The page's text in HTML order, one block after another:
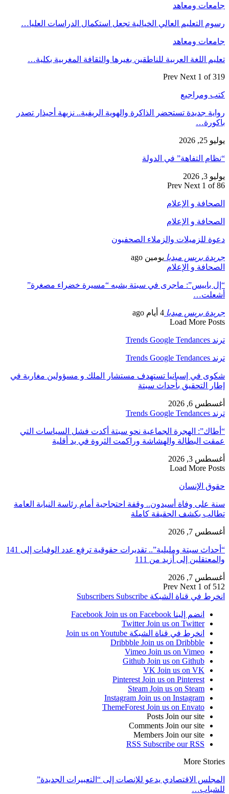
جامعات ومعاهد
رسوم التعليم العالي الخيالية تجعل استكمال الدراسات العليا…
جامعات ومعاهد
تعليم اللغة العربية للناطقين بغيرها والثقافة المغربية بكلية…
Prev Next 1 of 319
كتب ومراجيع
رواية جديدة تستحضر الذاكرة والهوية الريفية.. نزيهة أحيذار تصدر
باكورة…
يوليو 25, 2026
“نظام التفاهة” في الدولة
يوليو 3, 2026
Prev Next 1 of 86
الصحافة و الإعلام
الصحافة و الإعلام
دعوة للزميلات والزملاء الصحفيون
جريدة بريس ميديا يومين ago
الصحافة و الإعلام
“إل باييس”: ماجرى في سبتة يشبه “مسيرة خضراء مصغرة”
أشعلت…
جريدة بريس ميديا 4 أيام ago
Load More Posts
ترند Trends Google Tendances
ترند Trends Google Tendances
شكوى في إسبانيا تستهدف مستشار الملك و مسؤولين مغاربة في
إطار التحقيق بأحداث سبتة
أغسطس 6, 2026
ترند Trends Google Tendances
“أطاك”: الهجرة الجماعية نحو سبتة أكدت فشل السياسات التي
عمقت البطالة والهشاشة وراكمت الثروة في يد أقلية
أغسطس 3, 2026
Load More Posts
حقوق الإنسان
سنة على وفاة أسيدون.. وقفة احتجاجية أمام رئاسة النيابة العامة
تطالب بكشف الحقيقة كاملة
أغسطس 7, 2026
“أحداث سبتة ومليلية”.. تقديرات حقوقية ترفع عدد الوفيات إلى 141
والمعتقلين إلى أزيد من 111
أغسطس 7, 2026
Prev Next 1 of 512
انخرط في قناة الشبكة
Subscribers Subscribe
انضم إلينا Facebook Join us on Facebook
Twitter Join us on Twitter
انخرط في قناة الشبكة Join us on Youtube
Dribbble Join us on Dribbble
Vimeo Join us on Vimeo
Github Join us on Github
VK Join us on VK
Pinterest Join us on Pinterest
Steam Join us on Steam
Instagram Join us on Instagram
ThemeForest Join us on Envato
Posts Join our site
Comments Join our site
Members Join our site
RSS Subscribe our RSS
More Stories
المجلس الاقتصادي يدعو للإنصات إلى “التعبيرات الجديدة”
للشباب…